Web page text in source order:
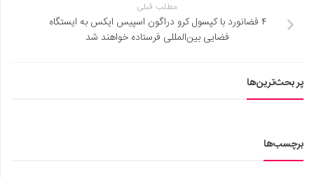
مطلب قبلی
۴ فضانورد با کپسول کرو دراگون اسپیس ایکس به ایستگاه
فضایی بین‌المللی فرستاده خواهند شد
پر بحث‌ترین‌ها
برچسب‌ها